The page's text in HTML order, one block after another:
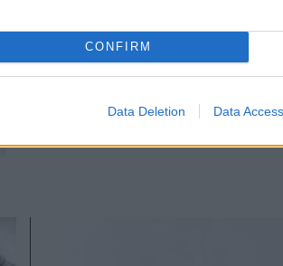
CONFIRM
Data Deletion Data Access